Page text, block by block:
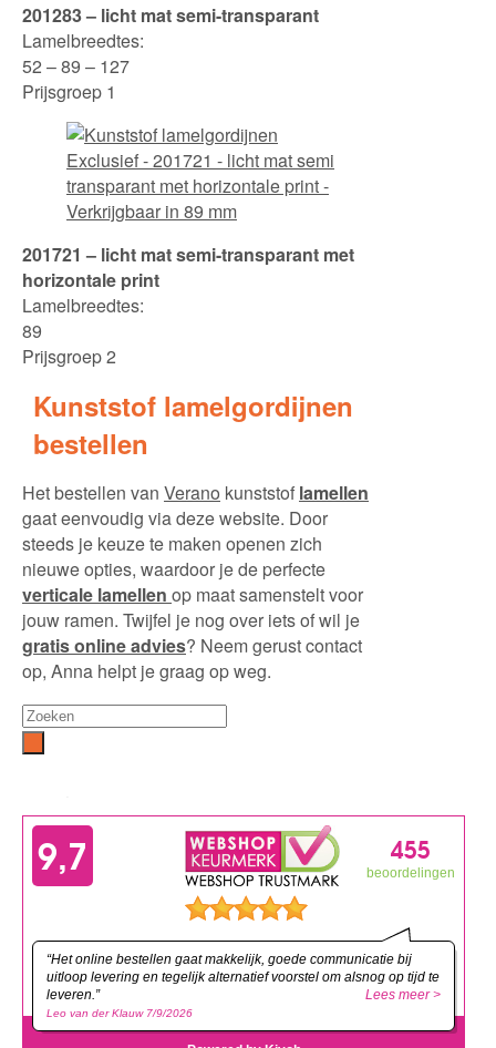
201283 – licht mat semi-transparant
Lamelbreedtes:
52 – 89 – 127
Prijsgroep 1
201721 – licht mat semi-transparant met
horizontale print
Lamelbreedtes:
89
Prijsgroep 2
Kunststof lamelgordijnen
bestellen
Het bestellen van Verano kunststof lamellen
gaat eenvoudig via deze website. Door
steeds je keuze te maken openen zich
nieuwe opties, waardoor je de perfecte
verticale lamellen op maat samenstelt voor
jouw ramen. Twijfel je nog over iets of wil je
gratis online advies? Neem gerust contact
op, Anna helpt je graag op weg.